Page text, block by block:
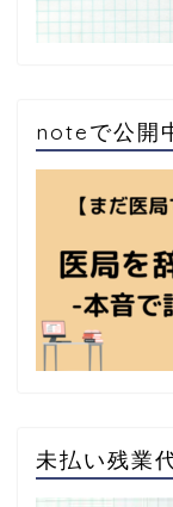
noteで公開
未払い残業